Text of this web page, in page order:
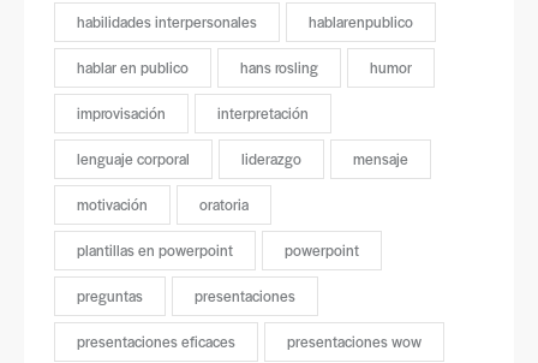
habilidades interpersonales hablarenpublico
hablar en publico hans rosling humor
improvisación interpretación
lenguaje corporal liderazgo mensaje
motivación oratoria
plantillas en powerpoint powerpoint
preguntas presentaciones
presentaciones eficaces presentaciones wow